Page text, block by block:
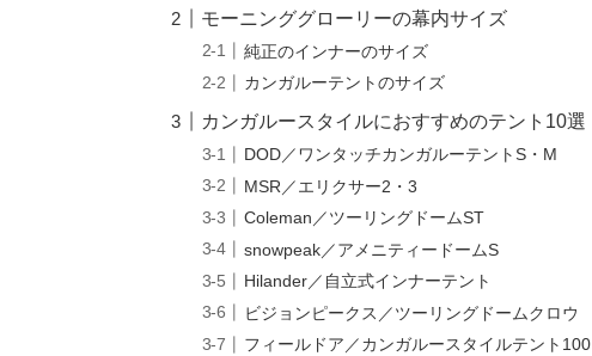
モーニンググローリーの幕内サイズ
純正のインナーのサイズ
カンガルーテントのサイズ
カンガルースタイルにおすすめのテント10選
DOD／ワンタッチカンガルーテントS・M
MSR／エリクサー2・3
Coleman／ツーリングドームST
snowpeak／アメニティードームS
Hilander／自立式インナーテント
ビジョンピークス／ツーリングドームクロウ
フィールドア／カンガルースタイルテント100